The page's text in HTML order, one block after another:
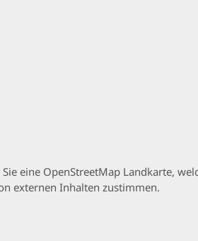
eine OpenStreetMap Landkarte,
externen Inhalten zustimmen.